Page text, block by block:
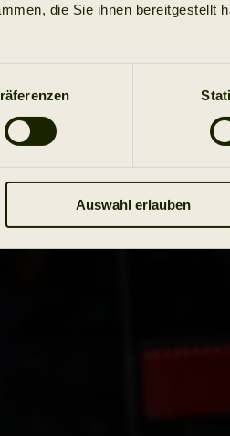
die Sie ihnen bereitgestellt
Auswahl erlauben